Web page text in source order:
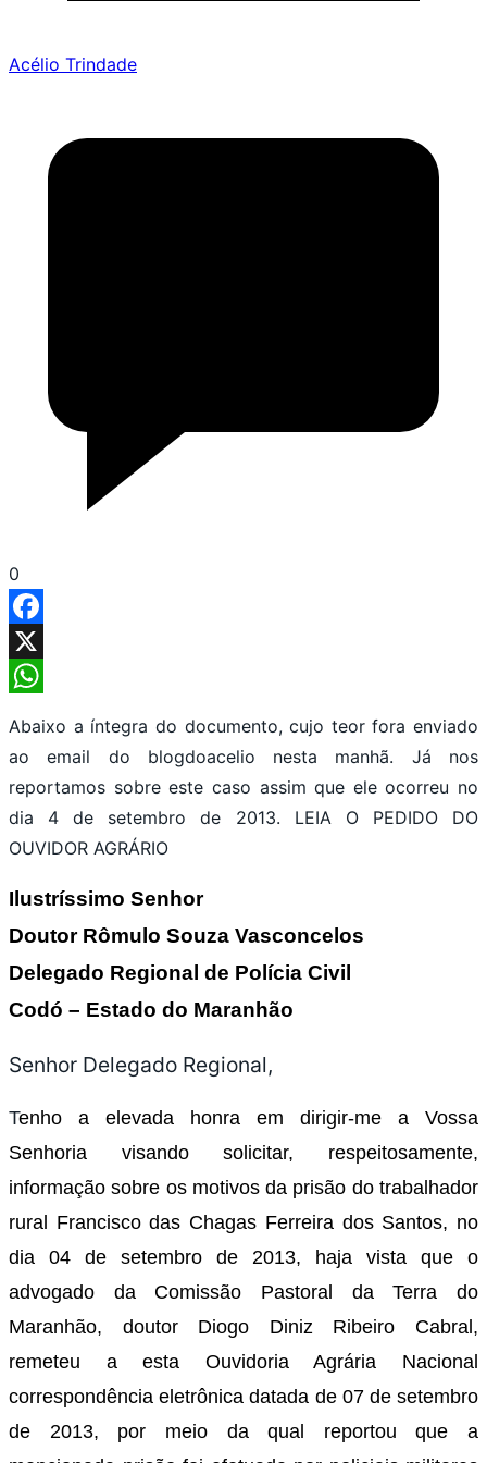
Acélio Trindade
0
Facebook
X
Abaixo a íntegra do documento, cujo teor fora enviado
ao email do blogdoacelio nesta manhã. Já nos
reportamos sobre este caso assim que ele ocorreu no
dia 4 de setembro de 2013. LEIA O PEDIDO DO
OUVIDOR AGRÁRIO
Ilustríssimo Senhor
Doutor Rômulo Souza Vasconcelos
Delegado Regional de Polícia Civil
Codó – Estado do Maranhão
Senhor Delegado Regional,
Tenho a elevada honra em dirigir-me a Vossa
Senhoria visando solicitar, respeitosamente,
informação sobre os motivos da prisão do trabalhador
rural Francisco das Chagas Ferreira dos Santos, no
dia 04 de setembro de 2013, haja vista que o
advogado da Comissão Pastoral da Terra do
Maranhão, doutor Diogo Diniz Ribeiro Cabral,
remeteu a esta Ouvidoria Agrária Nacional
correspondência eletrônica datada de 07 de setembro
de 2013, por meio da qual reportou que a